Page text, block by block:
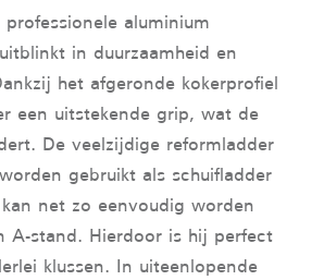
aluminium
in duurzaamheid en
het afgeronde kokerprofiel
een uitstekende grip, wat de
De veelzijdige reformladder
gebruikt als schuifladder
net zo eenvoudig worden
A-stand. Hierdoor is hij perfect
klussen. In uiteenlopende